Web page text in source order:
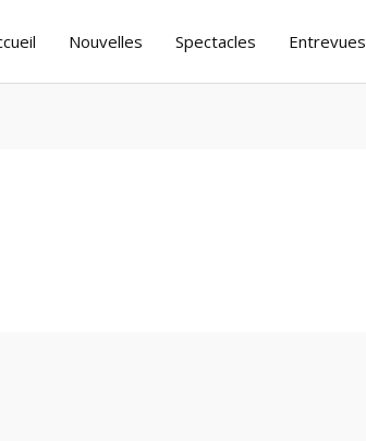
Nouvelles Spectacles Entrevues